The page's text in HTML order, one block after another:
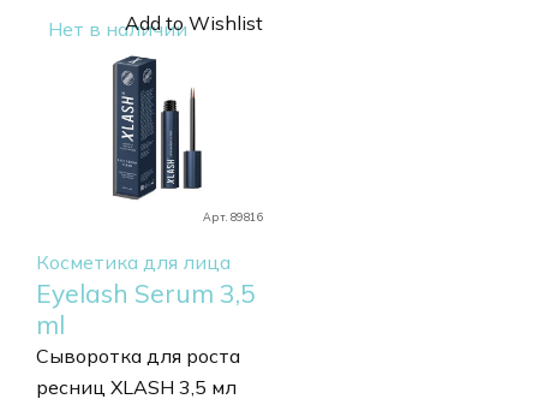
Нет в наличии
Арт. 89816
Add to Wishlist
Косметика для лица
Eyelash Serum 3,5
ml
Сыворотка для роста
ресниц XLASH 3,5 мл